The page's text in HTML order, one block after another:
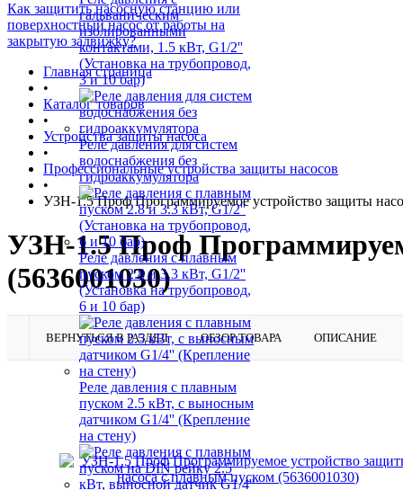
гальваническим
изолированными
контактами, 1.5 кВт, G1/2''
(Установка на трубопровод,
3 и 10 бар)
Реле давления для систем
водоснабжения без
гидроаккумулятора
Реле давления с плавным
пуском 2.8 и 3.3 кВт, G1/2''
(Установка на трубопровод,
6 и 10 бар)
Реле давления с плавным
пуском 2.5 кВт, с выносным
датчиком G1/4'' (Крепление
на стену)
Как защитить насосную станцию или
поверхностный насос от работы на
закрытую задвижку?
Главная страница
•
Каталог товаров
•
Устройства защиты насоса
•
Профессиональные устройства защиты насосов
•
УЗН-1.5 Проф Программируемое устройство защиты
УЗН-1.5 Проф
(5636001030)
ВЕРНУТЬСЯ В РАЗДЕЛ ОБЗОР ТОВАРА ОПИСАНИЕ